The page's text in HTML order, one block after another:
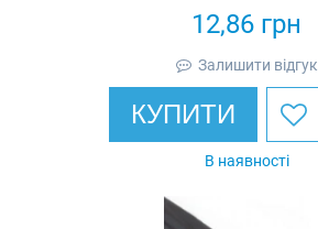
12,86 грн
Залишити відгук
КУПИТИ
В наявності